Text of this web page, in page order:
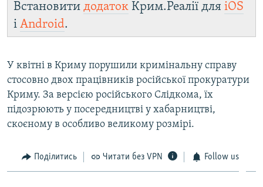
Встановити додаток Крим.Реалії для iOS
і Android.
У квітні в Криму порушили кримінальну справу
стосовно двох працівників російської прокуратури
Криму. За версією російського Слідкома, їх
підозрюють у посередництві у хабарництві,
скоєному в особливо великому розмірі.
Поділитись Читати без VPN Follow us